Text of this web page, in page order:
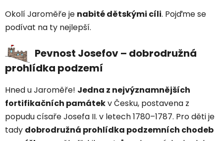
Okolí Jaroměře je nabité dětskými cíli. Pojďme se
podívat na ty nejlepší.
Pevnost Josefov – dobrodružná
prohlídka podzemí
Hned u Jaroměře! Jedna z nejvýznamnějších
fortifikačních památekv Česku, postavena z
popudu císaře Josefa II. v letech 1780–1787. Pro děti je
tady dobrodružná prohlídka podzemních chodeb